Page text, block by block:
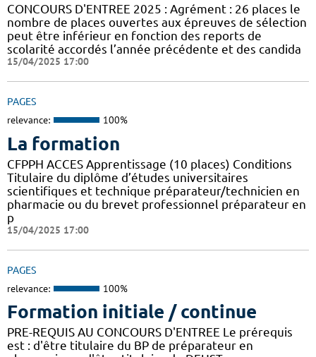
CONCOURS D'ENTREE 2025 : Agrément : 26 places le
nombre de places ouvertes aux épreuves de sélection
peut être inférieur en fonction des reports de
scolarité accordés l’année précédente et des candida
15/04/2025 17:00
PAGES
relevance: 100%
La formation
CFPPH ACCES Apprentissage (10 places) Conditions
Titulaire du diplôme d’études universitaires
scientifiques et technique préparateur/technicien en
pharmacie ou du brevet professionnel préparateur en
p
15/04/2025 17:00
PAGES
relevance: 100%
Formation initiale / continue
PRE-REQUIS AU CONCOURS D'ENTREE Le prérequis
est : d'être titulaire du BP de préparateur en